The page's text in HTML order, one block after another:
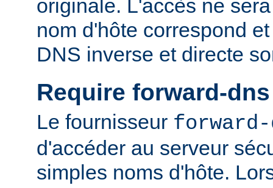
originale. L'accès ne
nom d'hôte correspond
DNS inverse et directe
Require forward-dns
Le fournisseur forward-
d'accéder au serveur
simples noms d'hôte.